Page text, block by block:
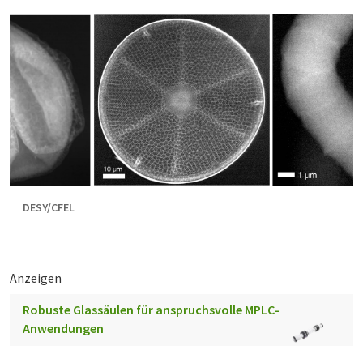
DESY/CFEL
Anzeigen
Robuste Glassäulen für anspruchsvolle MPLC-
Anwendungen